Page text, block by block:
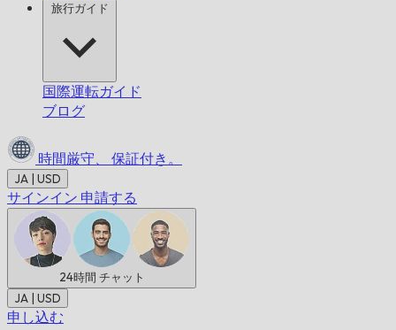
旅行ガイド
国際運転ガイド
ブログ
時間厳守、 保証付き。
JA | USD
サインイン 申請する
24時間 チャット
JA | USD
申し込む